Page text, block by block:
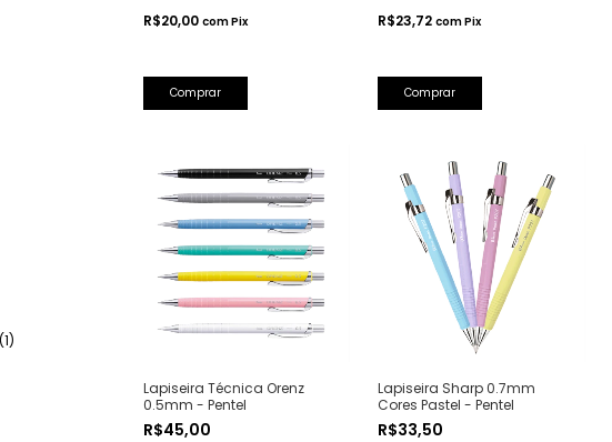
R$20,00 comPix
Comprar
R$23,72comPix
Lapiseira Técnica Orenz
0.5mm - Pentel
R$45,00
Lapiseira Sharp 0.7mm
Cores Pastel - Pentel
R$33,50